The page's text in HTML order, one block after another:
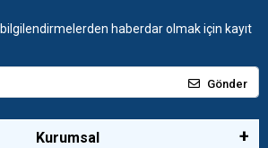
haberdar olmak için kayıt
Gönder
Kurumsal